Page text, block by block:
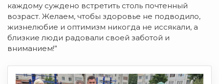
каждому суждено встретить столь почтенный
возраст. Желаем, чтобы здоровье не подводило,
жизнелюбие и оптимизм никогда не иссякали, а
близкие люди радовали своей заботой и
вниманием!”